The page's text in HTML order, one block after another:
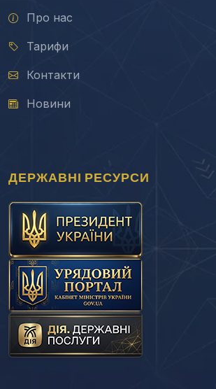
Про нас
Тарифи
Контакти
Новини
ДЕРЖАВНІ РЕСУРСИ